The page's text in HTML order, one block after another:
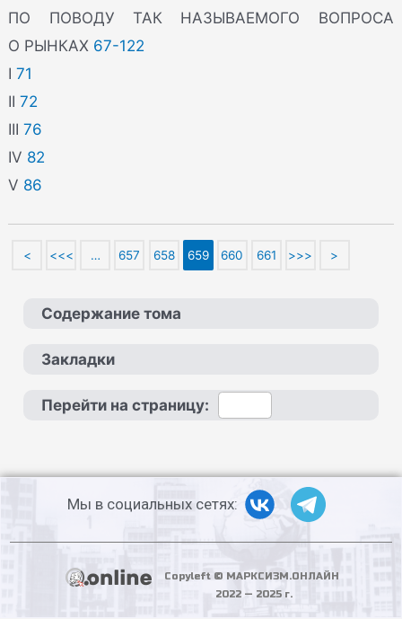
ПО ПОВОДУ ТАК НАЗЫВАЕМОГО ВОПРОСА
О РЫНКАХ 67-122
I71
II72
III76
IV 82
V 86
< <<< … 657 658 659 660 661 >>> >
Содержание тома
Закладки
Перейти на страницу:
Мы в социальных сетях:
Copyleft © МАРКСИЗМ.ОНЛАЙН
2022 — 2025 г.